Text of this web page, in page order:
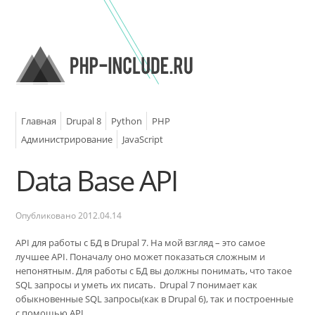
Главная Drupal 8 Python
PHP
Администрирование
JavaScript
Data Base API
Опубликовано 2012.04.14
API для работы с БД в Drupal 7. На мой взгляд – это самое
лучшее API. Поначалу оно может показаться сложным и
непонятным. Для работы с БД вы должны понимать, что такое
SQL запросы и уметь их писать. Drupal 7 понимает как
обыкновенные SQL запросы(как в Drupal 6), так и построенные